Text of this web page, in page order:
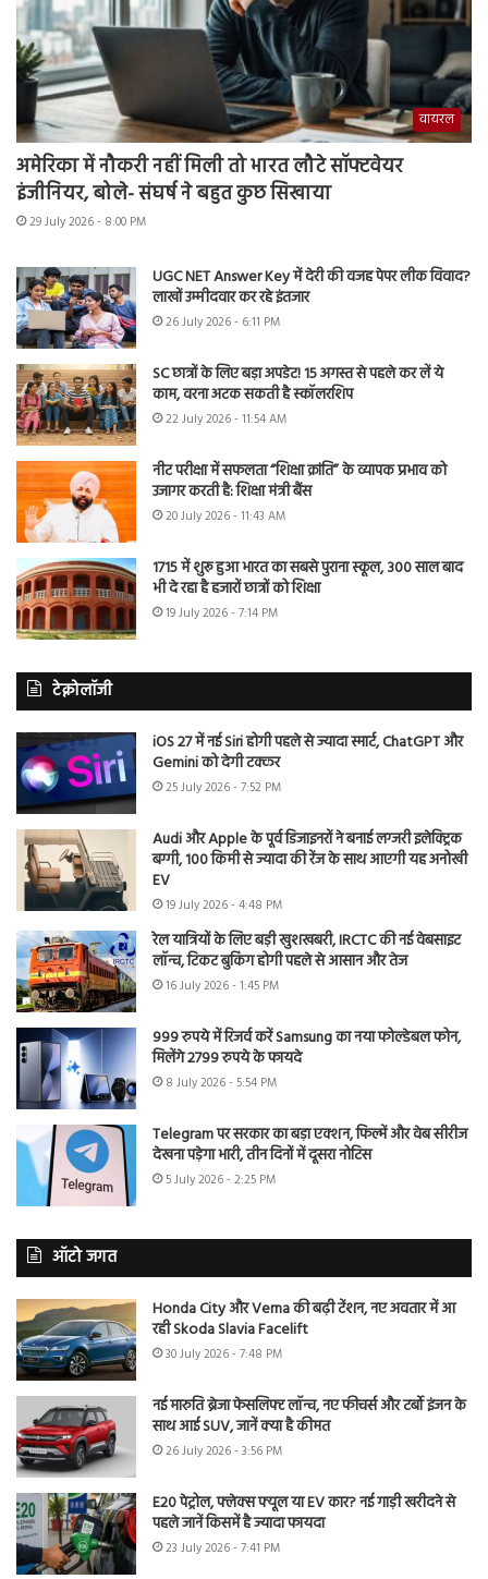
वायरल
अमेरिका में नौकरी नहीं मिली तो भारत लौटे सॉफ्टवेयर
इंजीनियर, बोले- संघर्ष ने बहुत कुछ सिखाया
29 July 2026 - 8:00 PM
UGC NET Answer Key में देरी की वजह पेपर लीक विवाद?
लाखों उम्मीदवार कर रहे इंतजार
26 July 2026 - 6:11 PM
SC छात्रों के लिए बड़ा अपडेट! 15 अगस्त से पहले कर लें ये
काम, वरना अटक सकती है स्कॉलरशिप
22 July 2026 - 11:54 AM
नीट परीक्षा में सफलता “शिक्षा क्रांति” के व्यापक प्रभाव को
उजागर करती है: शिक्षा मंत्री बैंस
20 July 2026 - 11:43 AM
1715 में शुरू हुआ भारत का सबसे पुराना स्कूल, 300 साल बाद
भी दे रहा है हजारों छात्रों को शिक्षा
19 July 2026 - 7:14 PM
टेक्नोलॉजी
iOS 27 में नई Siri होगी पहले से ज्यादा स्मार्ट, ChatGPT और
Gemini को देगी टक्कर
25 July 2026 - 7:52 PM
Audi और Apple के पूर्व डिजाइनरों ने बनाई लग्जरी इलेक्ट्रिक
बग्गी, 100 किमी से ज्यादा की रेंज के साथ आएगी यह अनोखी
EV
19 July 2026 - 4:48 PM
रेल यात्रियों के लिए बड़ी खुशखबरी, IRCTC की नई वेबसाइट
लॉन्च, टिकट बुकिंग होगी पहले से आसान और तेज
16 July 2026 - 1:45 PM
999 रुपये में रिजर्व करें Samsung का नया फोल्डेबल फोन,
मिलेंगे 2799 रुपये के फायदे
8 July 2026 - 5:54 PM
Telegram पर सरकार का बड़ा एक्शन, फिल्में और वेब सीरीज
देखना पड़ेगा भारी, तीन दिनों में दूसरा नोटिस
5 July 2026 - 2:25 PM
ऑटो जगत
Honda City और Verna की बढ़ी टेंशन, नए अवतार में आ
रही Skoda Slavia Facelift
30 July 2026 - 7:48 PM
नई मारुति ब्रेजा फेसलिफ्ट लॉन्च, नए फीचर्स और टर्बो इंजन के
साथ आई SUV, जानें क्या है कीमत
26 July 2026 - 3:56 PM
E20 पेट्रोल, फ्लेक्स फ्यूल या EV कार? नई गाड़ी खरीदने से
पहले जानें किसमें है ज्यादा फायदा
23 July 2026 - 7:41 PM